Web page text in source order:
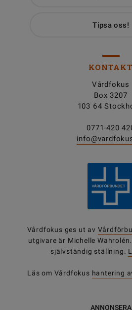
Tipsa oss!
KONTAKT
Vårdfokus
Box 3207
103 64
0771-420
Vårdfokus ges ut av
utgivare är Michelle
självständig ställning.
Läs om Vårdfokus hantering
ANNONSERA